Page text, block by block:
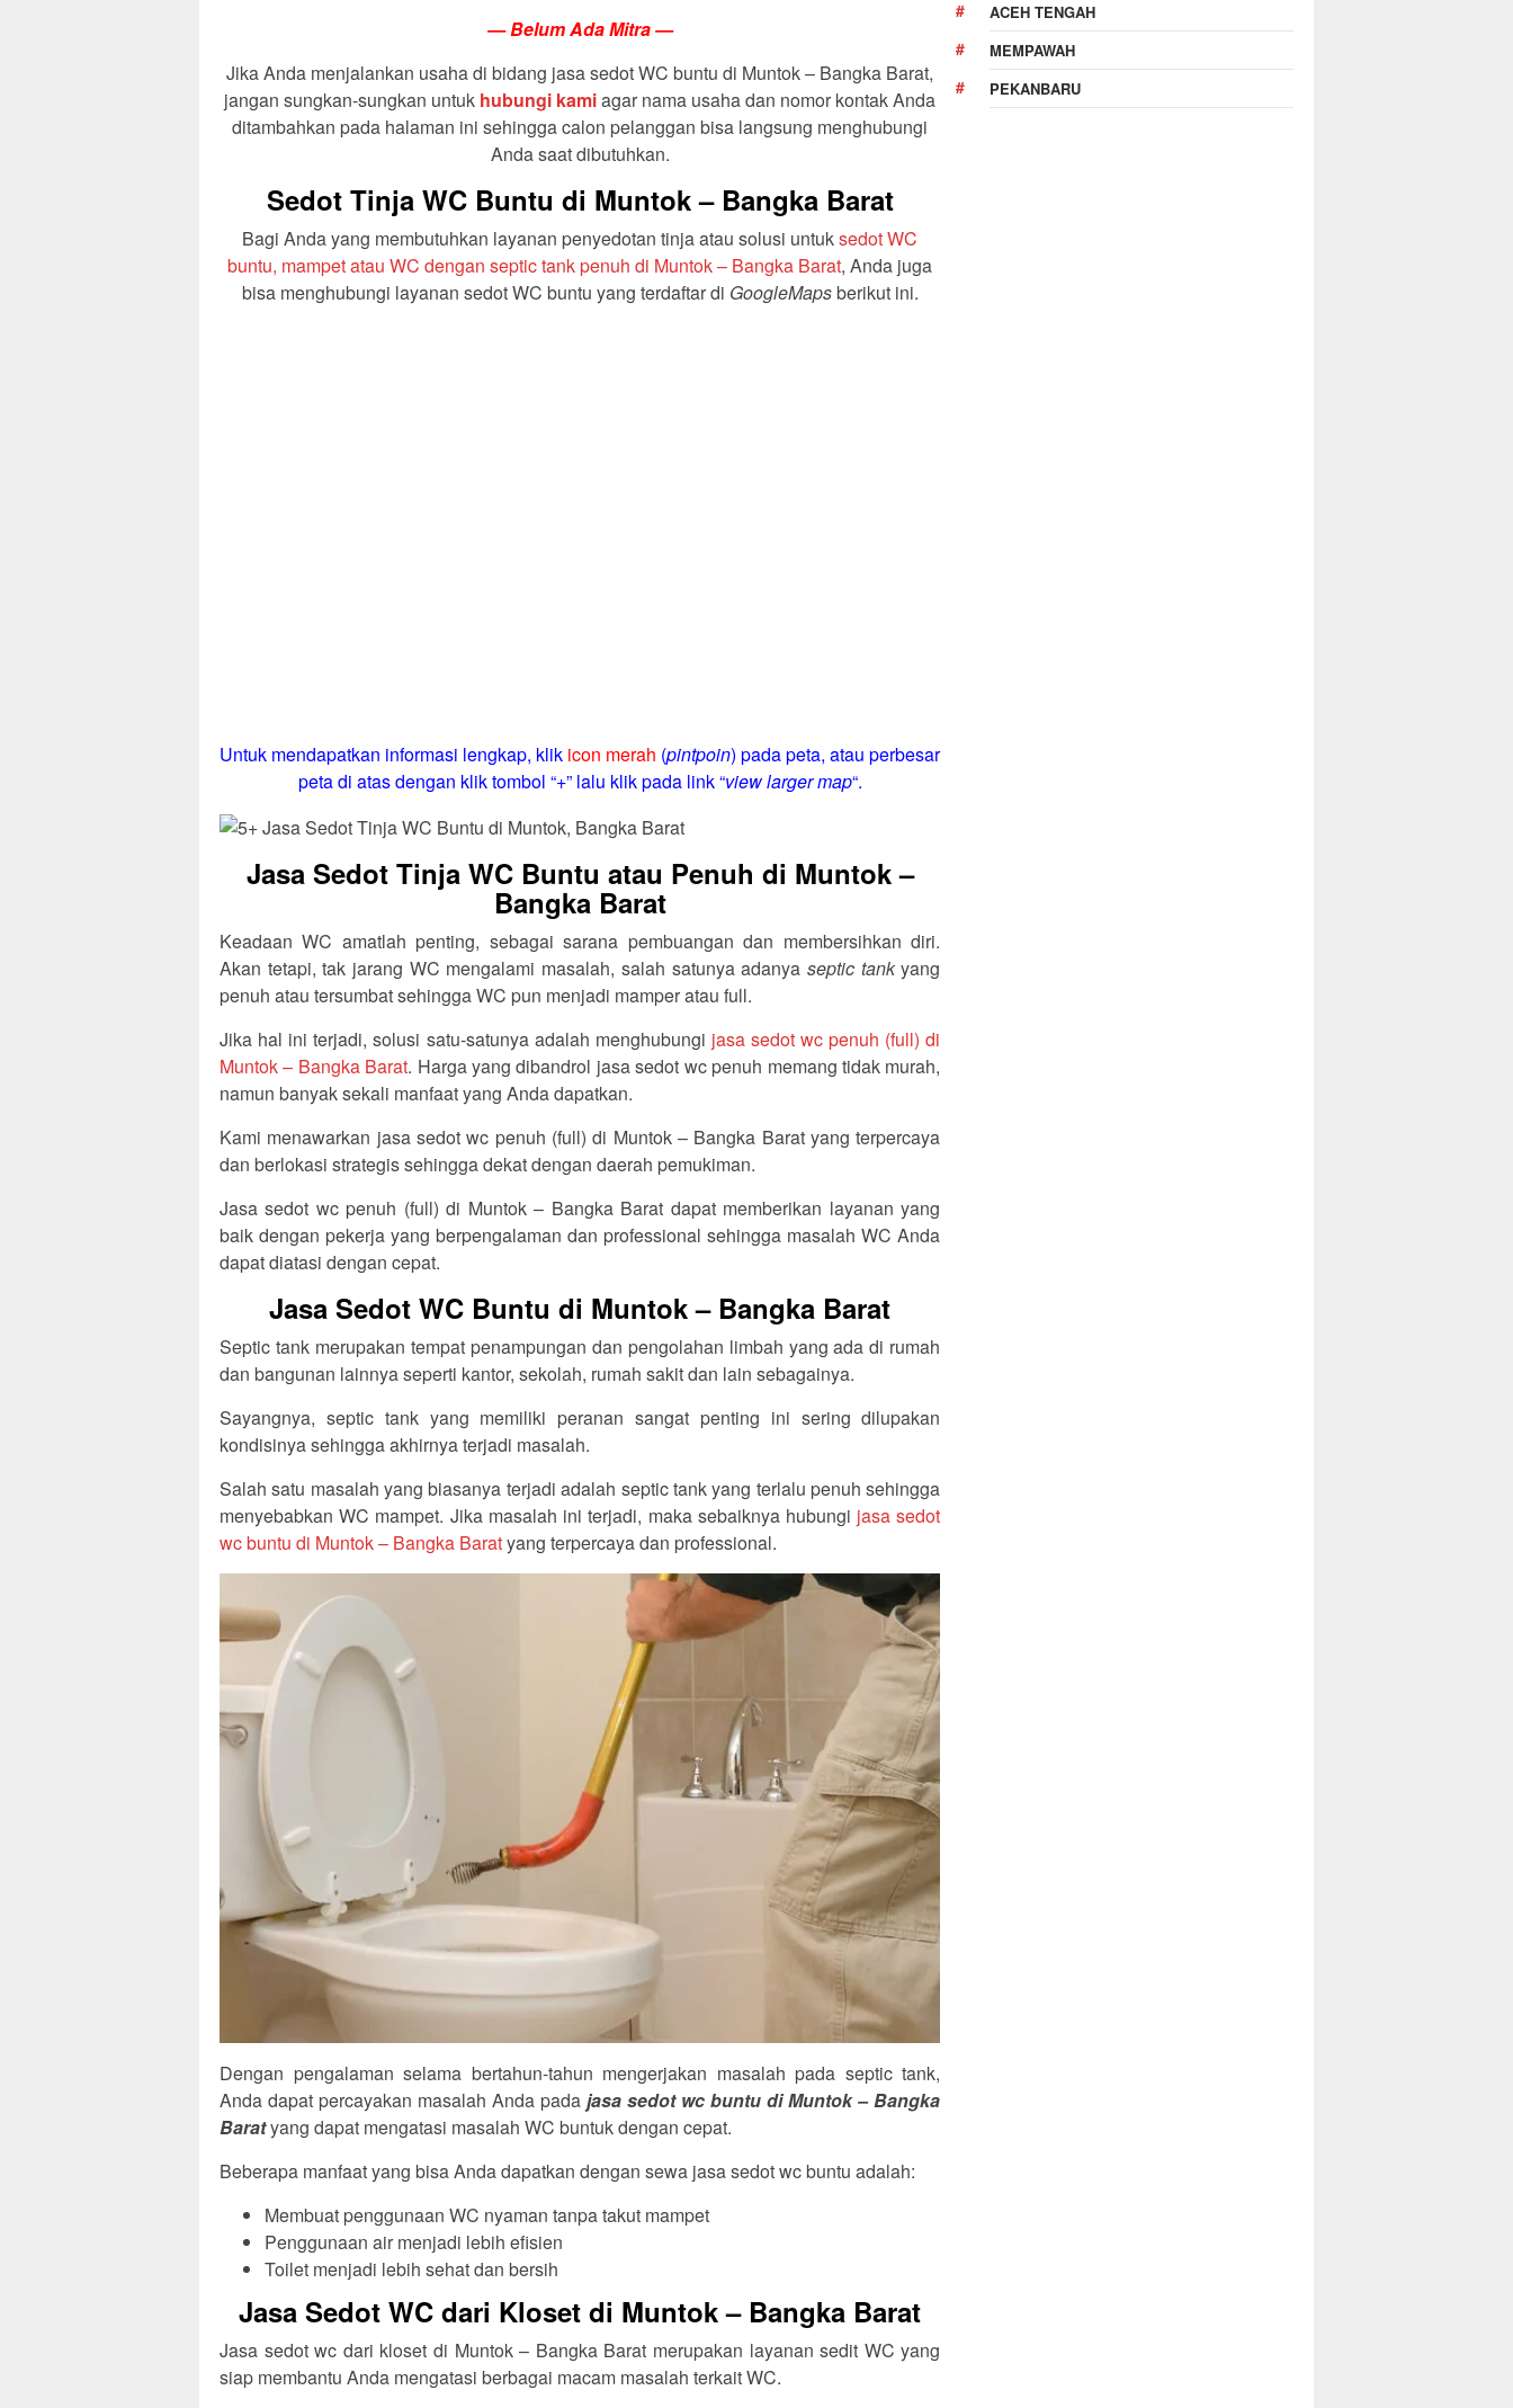
— Belum Ada Mitra —
Jika Anda menjalankan usaha di bidang jasa sedot WC buntu di Muntok – Bangka Barat,
jangan sungkan-sungkan untuk hubungi kamiagar nama usaha dan nomor kontak Anda
ditambahkan pada halaman ini sehingga calon pelanggan bisa langsung menghubungi
Anda saat dibutuhkan.
Sedot Tinja WC Buntu di Muntok – Bangka Barat
Bagi Anda yang membutuhkan layanan penyedotan tinja atau solusi untuksedot WC
buntu, mampet atau WC dengan septic tank penuh di Muntok – Bangka Barat, Anda juga
bisa menghubungi layanan sedot WC buntu yang terdaftar di GoogleMapsberikut ini.
Untuk mendapatkan informasi lengkap, klik icon merah (pintpoin) pada peta, atau perbesar
peta di atas dengan klik tombol “+” lalu klik pada link “view larger map“.
Jasa Sedot Tinja WC Buntu atau Penuh di Muntok –
Bangka Barat
Keadaan WC amatlah penting, sebagai sarana pembuangan dan membersihkan diri.
Akan tetapi, tak jarang WC mengalami masalah, salah satunya adanya septic tankyang
penuh atau tersumbat sehingga WC pun menjadi mamper atau full.
Jika hal ini terjadi, solusi satu-satunya adalah menghubungi jasa sedot wc penuh (full) di
Muntok – Bangka Barat. Harga yang dibandrol jasa sedot wc penuh memang tidak murah,
namun banyak sekali manfaat yang Anda dapatkan.
Kami menawarkan jasa sedot wc penuh (full) di Muntok – Bangka Barat yang terpercaya
dan berlokasi strategis sehingga dekat dengan daerah pemukiman.
Jasa sedot wc penuh (full) di Muntok – Bangka Barat dapat memberikan layanan yang
baik dengan pekerja yang berpengalaman dan professional sehingga masalah WC Anda
dapat diatasi dengan cepat.
Jasa Sedot WC Buntu di Muntok – Bangka Barat
Septic tank merupakan tempat penampungan dan pengolahan limbah yang ada di rumah
dan bangunan lainnya seperti kantor, sekolah, rumah sakit dan lain sebagainya.
Sayangnya, septic tank yang memiliki peranan sangat penting ini sering dilupakan
kondisinya sehingga akhirnya terjadi masalah.
Salah satu masalah yang biasanya terjadi adalah septic tank yang terlalu penuh sehingga
menyebabkan WC mampet. Jika masalah ini terjadi, maka sebaiknya hubungi jasa sedot
wc buntu di Muntok – Bangka Baratyang terpercaya dan professional.
Dengan pengalaman selama bertahun-tahun mengerjakan masalah pada septic tank,
Anda dapat percayakan masalah Anda padajasa sedot wc buntu di Muntok – Bangka
Baratyang dapat mengatasi masalah WC buntuk dengan cepat.
Beberapa manfaat yang bisa Anda dapatkan dengan sewa jasa sedot wc buntu adalah:
Membuat penggunaan WC nyaman tanpa takut mampet
Penggunaan air menjadi lebih efisien
Toilet menjadi lebih sehat dan bersih
Jasa Sedot WC dari Kloset di Muntok – Bangka Barat
Jasa sedot wc dari kloset di Muntok – Bangka Barat merupakan layanan sedit WC yang
siap membantu Anda mengatasi berbagai macam masalah terkait WC.
ACEH TENGAH
MEMPAWAH
PEKANBARU